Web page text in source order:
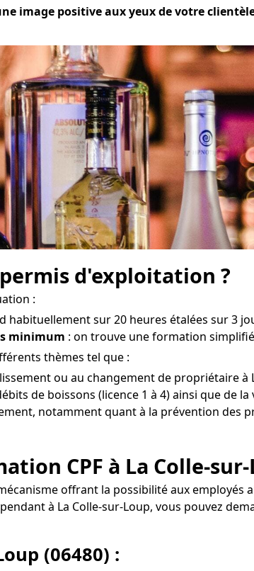
image positive aux yeux de votre
d'exploitation ?
:
habituellement sur 20 heures étalées sur 3
minimum : on trouve une formation
thèmes tel que :
ou au changement de propriétaire à
de boissons (licence 1 à 4) ainsi que de
notamment quant à la prévention des
CPF à La Colle-sur-
offrant la possibilité aux
à La Colle-sur-Loup, vous pouvez
(06480) :